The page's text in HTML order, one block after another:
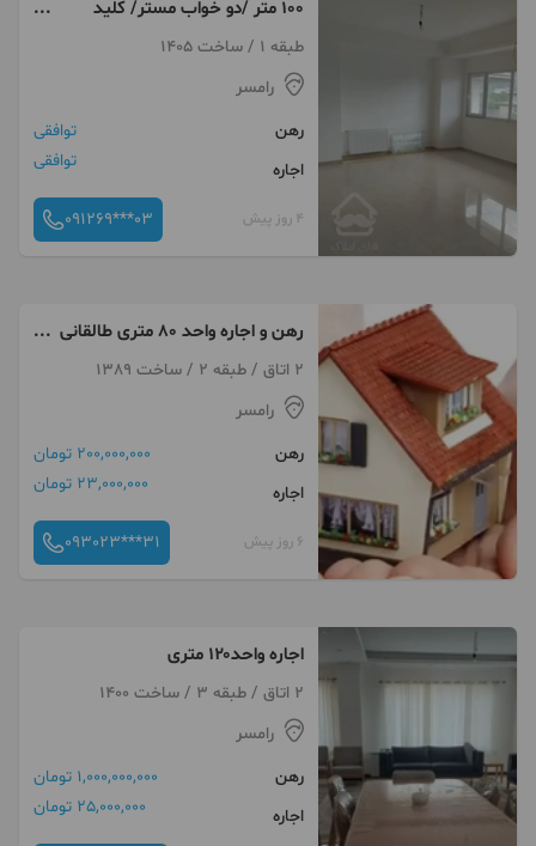
۱۰۰ متر /دو خواب مستر/ کلید
نخورده
طبقه 1 / ساخت 1405
رامسر
رهن
توافقی
اجاره
توافقی
4 روز پیش 091269***03
رهن و اجاره واحد ۸۰ متری طالقانی
(فقط ۱نفر خانم)
2 اتاق / طبقه 2 / ساخت 1389
رامسر
رهن
200,000,000 تومان
اجاره
23,000,000 تومان
6 روز پیش 093023***31
اجاره واحد۱۲۰ متری
2 اتاق / طبقه 3 / ساخت 1400
رامسر
رهن
1,000,000,000 تومان
اجاره
25,000,000 تومان